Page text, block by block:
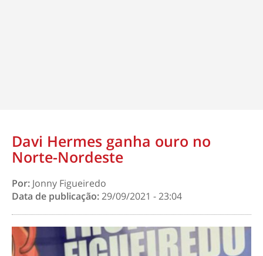
Davi Hermes ganha ouro no
Norte-Nordeste
Por: Jonny Figueiredo
Data de publicação:29/09/2021 - 23:04